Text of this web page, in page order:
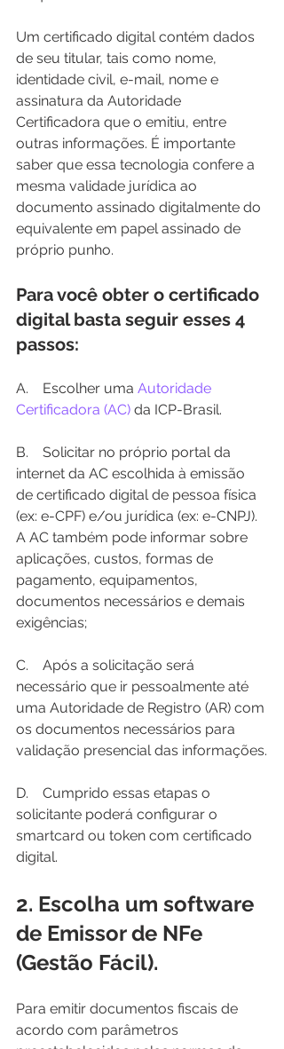
Um certificado digital contém dados
de seu titular, tais como nome,
identidade civil, e-mail, nome e
assinatura da Autoridade
Certificadora que o emitiu, entre
outras informações. É importante
saber que essa tecnologia confere a
mesma validade jurídica ao
documento assinado digitalmente do
equivalente em papel assinado de
próprio punho.
Para você obter o certificado
digital basta seguir esses 4
passos:
A.    Escolher uma Autoridade
Certificadora (AC) da ICP-Brasil.
B.    Solicitar no próprio portal da
internet da AC escolhida à emissão
de certificado digital de pessoa física
(ex: e-CPF) e/ou jurídica (ex: e-CNPJ).
A AC também pode informar sobre
aplicações, custos, formas de
pagamento, equipamentos,
documentos necessários e demais
exigências;
C.    Após a solicitação será
necessário que ir pessoalmente até
uma Autoridade de Registro (AR) com
os documentos necessários para
validação presencial das informações.
D.    Cumprido essas etapas o
solicitante poderá configurar o
smartcard ou token com certificado
digital.
2. Escolha um software
de Emissor de NFe
(Gestão Fácil).
Para emitir documentos fiscais de
acordo com parâmetros